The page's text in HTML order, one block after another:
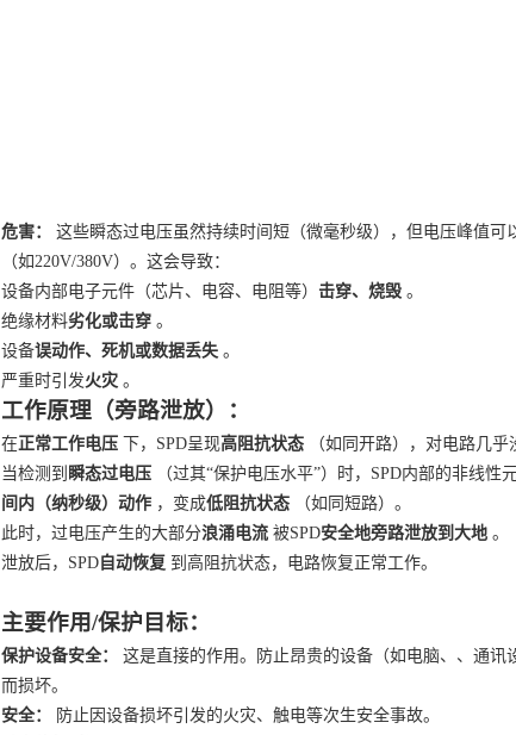
危害：
这些瞬态过电压虽然持续时间短（微毫秒级），但电压峰值
（如220V/380V）。这会导致：
设备内部电子元件（芯片、电容、电阻等） 击穿、烧毁 。
绝缘材料劣化或击穿 。
设备误动作、死机或数据丢失 。
严重时引发火灾 。
工作原理（旁路泄放）：
在正常工作电压 下， SPD呈现高阻抗状态
（如同开路），对电路几乎
当检测到 瞬态过电压 （过其“保护电压水平”）时，SPD内部的非线性
间内（纳秒级）动作 ，变成低阻抗状态
（如同短路）。
此时，过电压产生的大部分浪涌电流 被SPD安全地旁路泄放到大地 。
泄放后， SPD 自动恢复 到高阻抗状态，电路恢复正常工作。
主要作用/保护目标：
保护设备安全：
这是直接的作用。防止昂贵的设备（如电脑、、通
而损坏。
安全：
防止因设备损坏引发的火灾、触电等次生安全事故。